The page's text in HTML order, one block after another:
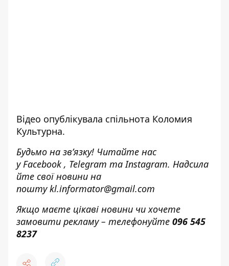
Відео опублікувала спільнота Коломия
Культурна.
Будьмо на зв’язку! Читайте нас
уFacebook, Telegram таInstagram. Надсила
йте свої новини на
поштуkl.informator@gmail.com
Якщо маєте цікаві новини чи хочете
замовити рекламу – телефонуйте 096 545
8237